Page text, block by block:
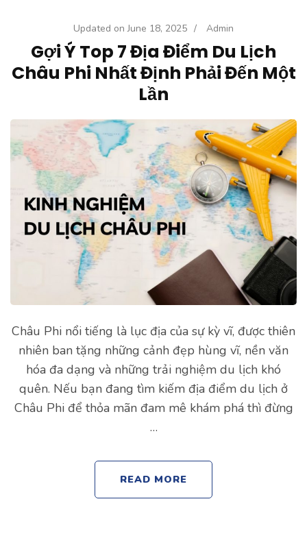
Updated onJune 18, 2025 / Admin
Gợi Ý Top 7 Địa Điểm Du Lịch
Châu Phi Nhất Định Phải Đến Một
Lần
Châu Phi nổi tiếng là lục địa của sự kỳ vĩ, được thiên
nhiên ban tặng những cảnh đẹp hùng vĩ, nền văn
hóa đa dạng và những trải nghiệm du lịch khó
quên. Nếu bạn đang tìm kiếm địa điểm du lịch ở
Châu Phi để thỏa mãn đam mê khám phá thì đừng
…
READ MORE